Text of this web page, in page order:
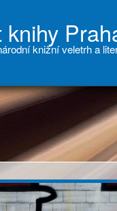
knihy
knižní veletrh a